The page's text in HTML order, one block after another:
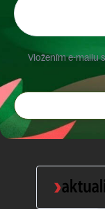
Vložením e-mailu